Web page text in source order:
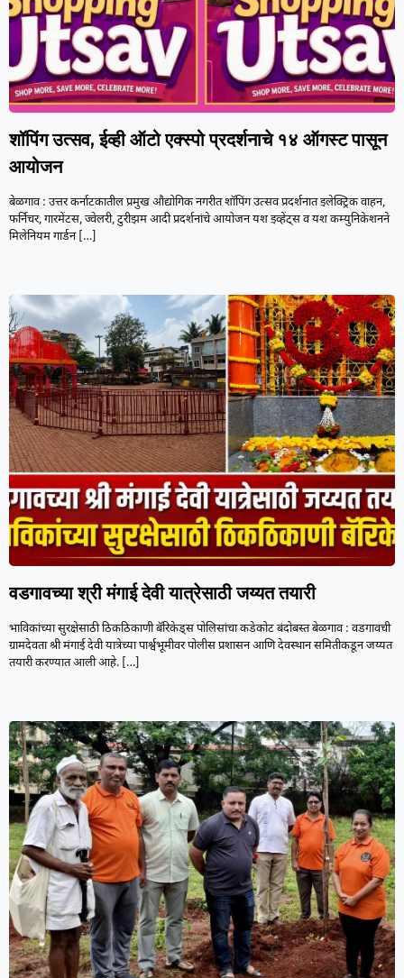
शॉपिंग उत्सव, ईव्ही ऑटो एक्स्पो प्रदर्शनाचे १४ ऑगस्ट पासून
आयोजन
बेळगाव : उत्तर कर्नाटकातील प्रमुख औद्योगिक नगरीत शॉपिंग उत्सव प्रदर्शनात इलेक्ट्रिक वाहन,
फर्निचर, गारमेंटस, ज्वेलरी, टुरीझम आदी प्रदर्शनांचे आयोजन यश इव्हेंट्स व यश कम्युनिकेशनने
मिलेनियम गार्डन[…]
वडगावच्या श्री मंगाई देवी यात्रेसाठी जय्यत तयारी
भाविकांच्या सुरक्षेसाठी ठिकठिकाणी बॅरिकेड्स पोलिसांचा कडेकोट बंदोबस्त बेळगाव : वडगावची
ग्रामदेवता श्री मंगाई देवी यात्रेच्या पार्श्वभूमीवर पोलीस प्रशासन आणि देवस्थान समितीकडून जय्यत
तयारी करण्यात आली आहे. […]